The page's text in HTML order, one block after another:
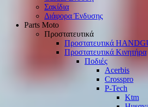
Σακίδια
Διάφορα Ένδυσης
Parts Moto
Προστατευτικά
Προστατευτικά
Προστατευτικά Κινητήρα
Ποδιές
Acerbis
Crosspro
P-Tech
Ktm